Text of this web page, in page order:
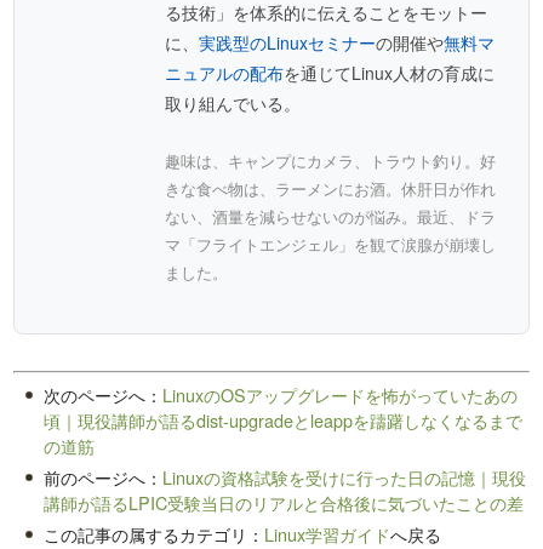
る技術」を体系的に伝えることをモットー
に、実践型のLinuxセミナーの開催や無料マ
ニュアルの配布を通じてLinux人材の育成に
取り組んでいる。
趣味は、キャンプにカメラ、トラウト釣り。好
きな食べ物は、ラーメンにお酒。休肝日が作れ
ない、酒量を減らせないのが悩み。最近、ドラ
マ「フライトエンジェル」を観て涙腺が崩壊し
ました。
次のページへ： LinuxのOSアップグレードを怖がっていたあの
頃｜現役講師が語るdist-upgradeとleappを躊躇しなくなるまで
の道筋
前のページへ： Linuxの資格試験を受けに行った日の記憶｜現役
講師が語るLPIC受験当日のリアルと合格後に気づいたことの差
この記事の属するカテゴリ： Linux学習ガイドへ戻る